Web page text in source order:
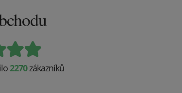
2270zákazníků